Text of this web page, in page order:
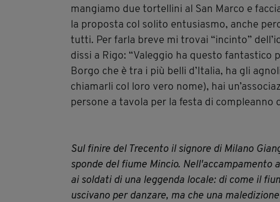
mangiamo due tortellini al San Marco e
la proposta col solito entusiasmo, anche
tutti. Per farla breve mi trovai “incinto”
dissi a Rigo: “Valeggio ha questo fantastico
Borgo che è tra i più belli d’Italia, ha gli
chiamarli col loro vero nome), hai
persone a tavola per la festa di compleanno
Sul finire del Trecento il signore di Milano
sponde del fiume Mincio.
ai soldati di una leggenda locale: di come il
uscivano per danzare, ma che una